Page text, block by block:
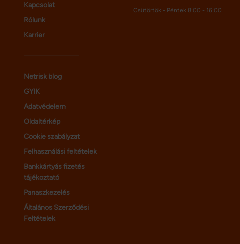
Kapcsolat
Rólunk
Karrier
Netrisk blog
GYIK
Adatvédelem
Oldaltérkép
Cookie szabályzat
Felhasználási feltételek
Bankkártyás fizetés
tájékoztató
Panaszkezelés
Általános Szerződési
Feltételek
Csütörtök - Péntek 8:00 - 16:00